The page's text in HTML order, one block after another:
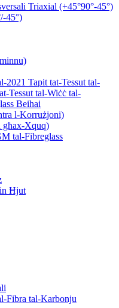
Triaxial (+45°90°-45°)
45°)
2021 Tapit tat-Tessut tal-
Tessut tal-Wiċċ tal-
Beihai
l-Korrużjoni)
għax-Xquq)
tal-Fibreglass
Ħjut
Fibra tal-Karbonju